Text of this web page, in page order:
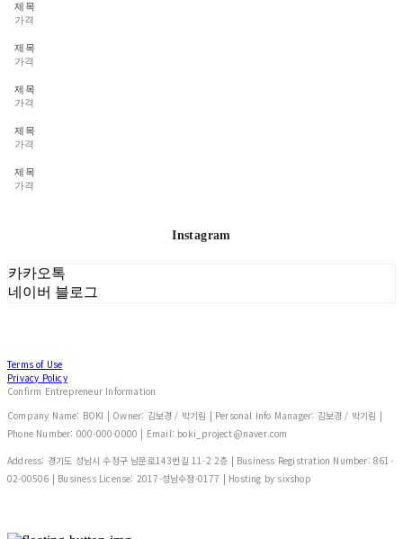
제목
가격
제목
가격
제목
가격
제목
가격
제목
가격
Instagram
카카오톡
네이버 블로그
Terms of Use
Privacy Policy
Confirm Entrepreneur Information
Company Name: BOKI | Owner: 김보경 / 박기림 | Personal Info Manager: 김보경 / 박기림 |
Phone Number: 000-000-0000 | Email: boki_project@naver.com
Address: 경기도 성남시 수정구 남문로143번길 11-2 2층 | Business Registration Number: 861-
02-00506 | Business License: 2017-성남수정-0177 | Hosting by sixshop